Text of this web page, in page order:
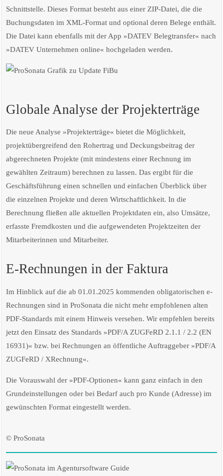
Schnittstelle. Dieses Format besteht aus einer ZIP-Datei, die die
Buchungsdaten im XML-Format und optional deren Belege enthält.
Die Datei kann ebenfalls mit der App »DATEV Belegtransfer« nach
»DATEV Unternehmen online« hochgeladen werden.
Globale Analyse der Projekterträge
Die neue Analyse »Projekterträge« bietet die Möglichkeit,
projektübergreifend den Rohertrag und Deckungsbeitrag der
abgerechneten Projekte (mit mindestens einer Rechnung im
gewählten Zeitraum) berechnen zu lassen. Das ergibt für die
Geschäftsführung einen schnellen und einfachen Überblick über
die einzelnen Projekte und deren Wirtschaftlichkeit. In die
Berechnung fließen alle aktuellen Projektdaten ein, also Umsätze,
erfasste Fremdkosten und die aufgewendeten Projektzeiten der
Mitarbeiterinnen und Mitarbeiter.
E-Rechnungen in der Faktura
Im Hinblick auf die ab 01.01.2025 kommenden obligatorischen e-
Rechnungen sind in ProSonata die nicht mehr empfohlenen alten
PDF-Standards mit einem Hinweis versehen. Wir empfehlen bereits
jetzt den Einsatz des Standards »PDF/A ZUGFeRD 2.1.1 / 2.2 (EN
16931)« bzw. bei Rechnungen an öffentliche Auftraggeber »PDF/A
ZUGFeRD / XRechnung«.
Die Vorauswahl der »PDF-Optionen« kann ganz einfach in den
Grundeinstellungen oder bei Bedarf auch pro Kunde (Adresse) im
gewünschten Format eingestellt werden.
© ProSonata